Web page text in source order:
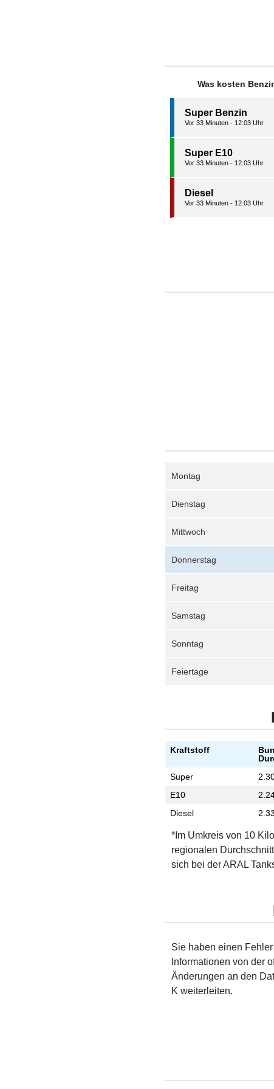
Was kosten
Super Benzin
Vor 33 Minuten - 12:03 Uhr
Super E10
Vor 33 Minuten - 12:03 Uhr
Diesel
Vor 33 Minuten - 12:03 Uhr
Montag
Dienstag
Mittwoch
Donnerstag
Freitag
Samstag
Sonntag
Feiertage
Kraftstoff
Super
E10
Diesel
*Im Umkreis von 10
regionalen
sich bei der ARAL
Sie haben einen
Informationen von der
Änderungen an den
K weiterleiten.